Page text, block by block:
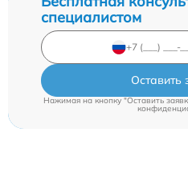
специалистом
Оставить
Нажимая на кнопку "Оставить